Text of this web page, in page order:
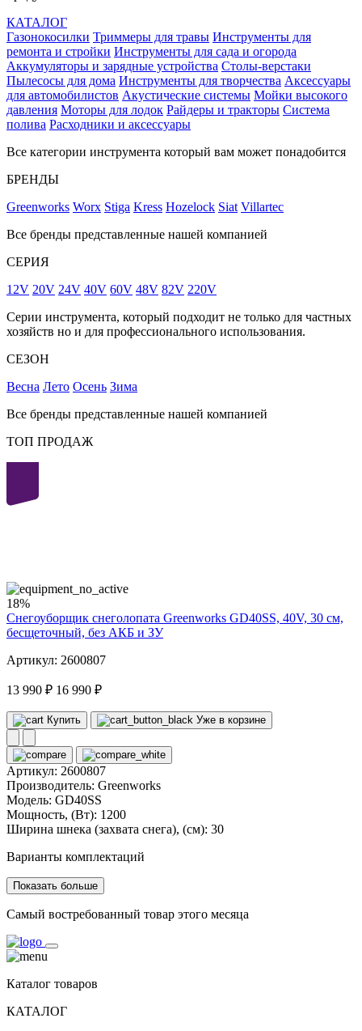
КАТАЛОГ
Газонокосилки Триммеры для травы Инструменты для
ремонта и стройки Инструменты для сада и огорода
Аккумуляторы и зарядные устройства Столы-верстаки
Пылесосы для дома Инструменты для творчества Аксессуары
для автомобилистов Акустические системы Мойки высокого
давления Моторы для лодок Райдеры и тракторы Система
полива Расходники и аксессуары
Все категории инструмента который вам может понадобится
БРЕНДЫ
Greenworks Worx Stiga Kress Hozelock Siat Villartec
Все бренды представленные нашей компанией
СЕРИЯ
12V 20V 24V 40V 60V 48V 82V 220V
Серии инструмента, который подходит не только для частных
хозяйств но и для профессионального использования.
СЕЗОН
Весна Лето Осень Зима
Все бренды представленные нашей компанией
ТОП ПРОДАЖ
18%
Снегоуборщик снеголопата Greenworks GD40SS, 40V, 30 см,
бесщеточный, без АКБ и ЗУ
Артикул: 2600807
13 990 ₽ 16 990 ₽
Купить Уже в корзине
Артикул: 2600807
Производитель: Greenworks
Модель: GD40SS
Мощность, (Вт): 1200
Ширина шнека (захвата снега), (см): 30
Варианты комплектаций
Показать больше
Самый востребованный товар этого месяца
Каталог товаров
КАТАЛОГ